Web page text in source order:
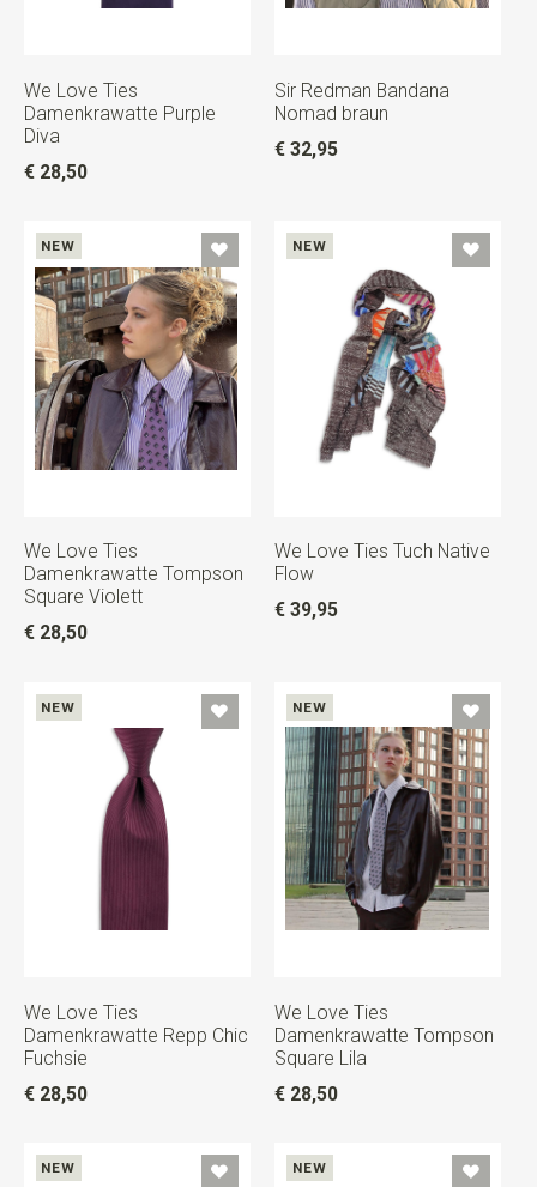
We Love Ties
Damenkrawatte Purple
Diva
€ 28,50
Sir Redman Bandana
Nomad braun
€ 32,95
NEW
We Love Ties
Damenkrawatte Tompson
Square Violett
€ 28,50
NEW
We Love Ties Tuch Native
Flow
€ 39,95
NEW
We Love Ties
Damenkrawatte Repp Chic
Fuchsie
€ 28,50
NEW
We Love Ties
Damenkrawatte Tompson
Square Lila
€ 28,50
NEW NEW